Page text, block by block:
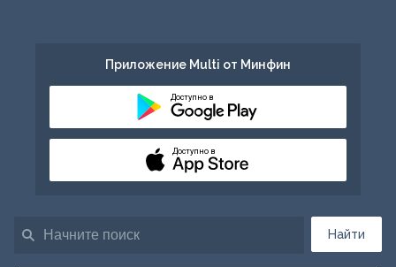
Найти
Приложение Multi от Минфин
Доступно в
Доступно в